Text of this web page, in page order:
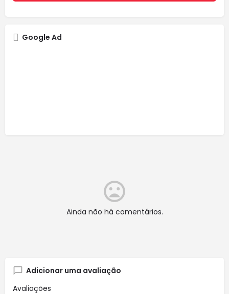
Google Ad
Ainda não há comentários.
Adicionar uma avaliação
Avaliações